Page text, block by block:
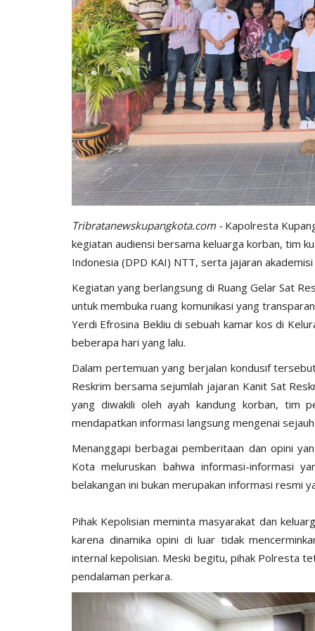
​Tribratanewskupangkota.com - Kapolresta
kegiatan audiensi bersama keluarga korban, tim
Indonesia (DPD KAI) NTT, serta jajaran
​Kegiatan yang berlangsung di Ruang Gelar Sat
untuk membuka ruang komunikasi yang
Yerdi Efrosina Bekliu di sebuah kamar kos di
beberapa hari yang lalu.
Dalam pertemuan yang berjalan kondusif
Reskrim bersama sejumlah jajaran Kanit Sat
yang diwakili oleh ayah kandung korban, tim
mendapatkan informasi langsung mengenai
​Menanggapi berbagai pemberitaan dan opini
Kota meluruskan bahwa informasi-informasi
belakangan ini bukan merupakan informasi resmi
Pihak Kepolisian meminta masyarakat dan
karena dinamika opini di luar tidak
internal kepolisian. Meski begitu, pihak Polresta
pendalaman perkara.